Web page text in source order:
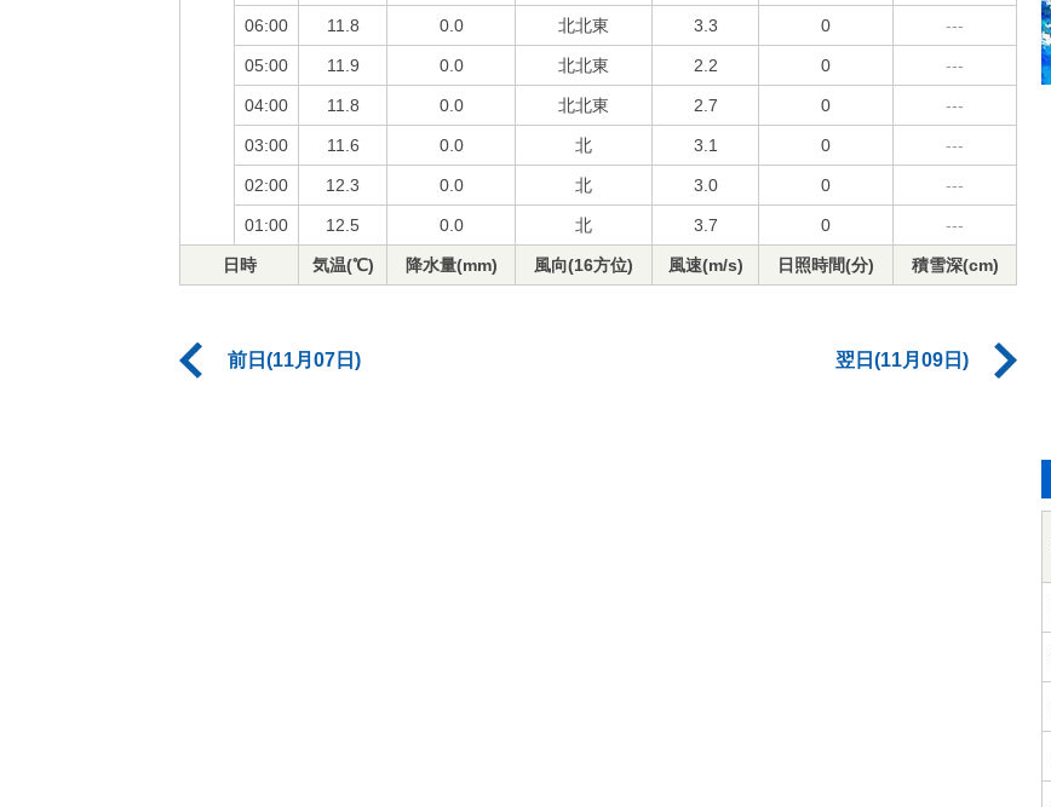
06:00 11.8 0.0 北北東 3.3 0 ---
05:00 11.9 0.0 北北東 2.2 0 ---
04:00 11.8 0.0 北北東 2.7 0 ---
03:00 11.6 0.0 北 3.1 0 ---
02:00 12.3 0.0 北 3.0 0 ---
01:00 12.5 0.0 北 3.7 0 ---
日時 気温(℃) 降水量(mm) 風向(16方位) 風速(m/s) 日照時間(分) 積雪深(cm)
前日(11月07日) 翌日(11月09日)